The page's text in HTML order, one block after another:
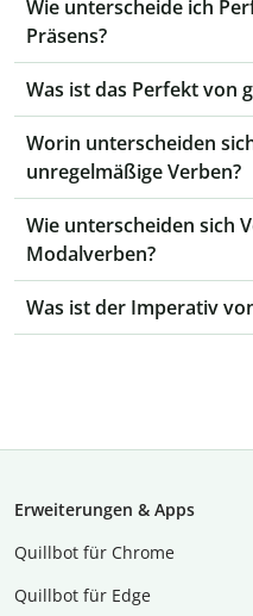
Wie unterscheide ich
Präsens?
Was ist das Perfekt von
Worin unterscheiden
unregelmäßige Verben?
Wie unterscheiden sich
Modalverben?
Was ist der Imperativ
Erweiterungen & Apps
Quillbot für Chrome
Quillbot für Edge